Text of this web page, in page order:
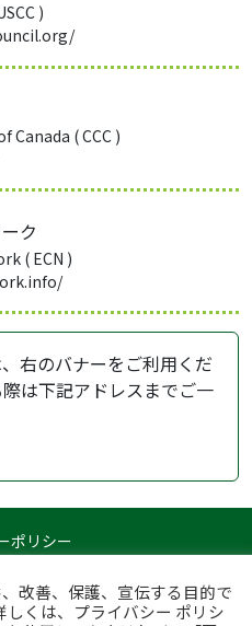
)
( CCC )
ク
( ECN )
右のバナーをご利用くだ
は下記アドレスまでご一
ポリシー
Association. All rights reserved.
改善、保護、宣伝する目的で
くは、プライバシー ポリシ